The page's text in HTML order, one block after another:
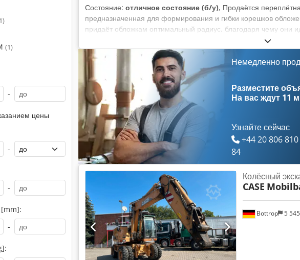
(1)
-
цены
-
-
-
Состояние: отличное состояние (б/у), Продаётся
предназначенная для формирования и гибки корешков
придаёт обложкам оптимальный радиус, благодаря чему они
Машина оснащена регулируемыми валками, что позволяет
Прочная чугунная конструкция обеспечивает высокую
данные: Производитель: Karl Tränklein Тип: Case Bender /
ширина: около 600 мм Регулировка прижима валков
Рабочий стол Состояние: б/у Djdpeziwnbsfx Ag Dekr
переплётные мастерские, типографии, полиграфические
и переплётов.
Немедленно
Разместите
На вас ждут 11
Узнайте сейчас
+44 20 806 810
84
Bottrop 5
Колёсный
CASE